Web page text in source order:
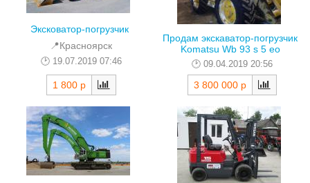
Эксковатор-погрузчик
📍Красноярск
19.07.2019 07:46
1 800 р
Продам экскаватор-погрузчик
Komatsu Wb 93 s 5 eo
09.04.2019 20:56
3 800 000 р